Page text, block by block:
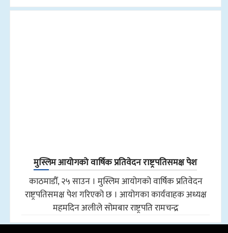
मुस्लिम आयोगको वार्षिक प्रतिवेदन राष्ट्रपतिसमक्ष पेश
काठमाडौँ, २५ साउन । मुस्लिम आयोगको वार्षिक प्रतिवेदन
राष्ट्रपतिसमक्ष पेश गरिएको छ । आयोगका कार्यवाहक अध्यक्ष
महमदिन अलीले सोमबार राष्ट्रपति रामचन्द्र